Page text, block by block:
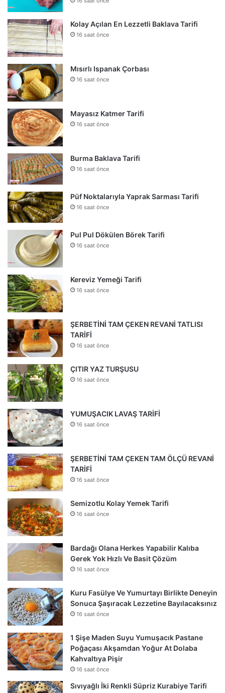
Kolay Açılan En Lezzetli Baklava Tarifi
16 saat önce
Mısırlı Ispanak Çorbası
16 saat önce
Mayasız Katmer Tarifi
16 saat önce
Burma Baklava Tarifi
16 saat önce
Püf Noktalarıyla Yaprak Sarması Tarifi
16 saat önce
Pul Pul Dökülen Börek Tarifi
16 saat önce
Kereviz Yemeği Tarifi
16 saat önce
ŞERBETİNİ TAM ÇEKEN REVANİ TATLISI
TARİFİ
16 saat önce
ÇITIR YAZ TURŞUSU
16 saat önce
YUMUŞACIK LAVAŞ TARİFİ
16 saat önce
ŞERBETİNİ TAM ÇEKEN TAM ÖLÇÜ REVANİ
TARİFİ
16 saat önce
Semizotlu Kolay Yemek Tarifi
16 saat önce
Bardağı Olana Herkes Yapabilir Kalıba
Gerek Yok Hızlı Ve Basit Çözüm
16 saat önce
Kuru Fasülye Ve Yumurtayı Birlikte Deneyin
Sonuca Şaşıracak Lezzetine Bayılacaksınız
16 saat önce
1 Şişe Maden Suyu Yumuşacık Pastane
Poğaçası Akşamdan Yoğur At Dolaba
Kahvaltıya Pişir
16 saat önce
Sıvıyağlı İki Renkli Süpriz Kurabiye Tarifi